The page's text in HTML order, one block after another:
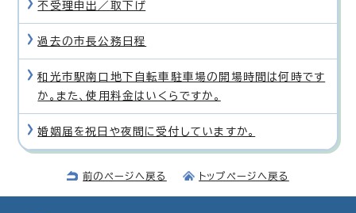
不受理申出／取下げ
過去の市長公務日程
和光市駅南口地下自転車駐車場の開場時間は何時です
か。また、使用料金はいくらですか。
婚姻届を祝日や夜間に受付していますか。
前のページへ戻る トップページへ戻る